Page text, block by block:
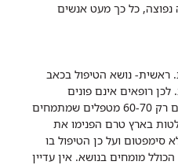
כל כך מעט אנשים
ראשית- נושא הטיפול בכאב
רופאים אינם פונים
להתמחות בו. במדינת ישראל ישנם רק 60-70 מטפלים שמתמחים
בארץ טרם הפנימו את
סימפטום ועל כן הטיפול בו
מומחים בנושא. אין עדיין